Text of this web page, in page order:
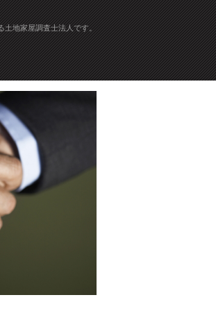
土地家屋調査士法人です。